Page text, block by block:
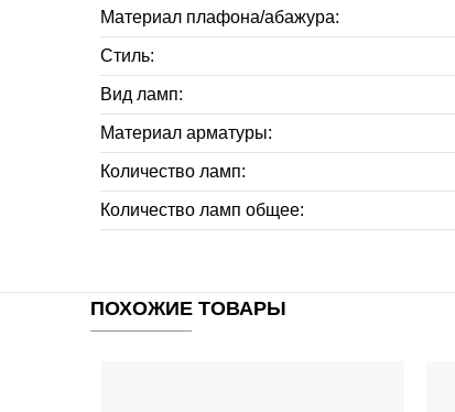
Материал плафона/абажура:
Стиль:
Вид ламп:
Материал арматуры:
Количество ламп:
Количество ламп общее:
ПОХОЖИЕ ТОВАРЫ